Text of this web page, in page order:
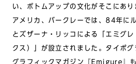
い、ボトムアップの文化がそこにあり
アメリカ、バークレーでは、84年に
とズザーナ・リッコによる「エミグレ
クス）」が設立されました。タイポ
グラフィックマガジン『Emigure』